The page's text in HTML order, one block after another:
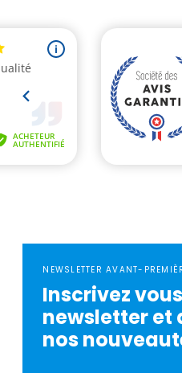
NEWSLETTER AVANT-
Inscrivez
newsletter et
nos